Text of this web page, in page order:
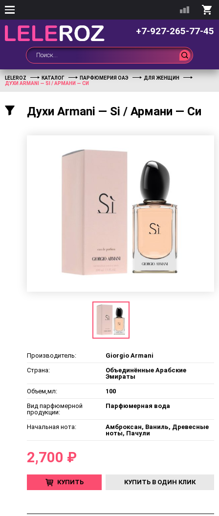
+7-927-265-77-45
LELEROZ КАТАЛОГ ПАРФЮМЕРИЯ ОАЭ
ДЛЯ ЖЕНЩИН
ДУХИ ARMANI — SI / АРМАНИ — СИ
Духи Armani — Si / Армани — Си
Производитель:
Giorgio Armani
Страна:
Объединённые Арабские
Эмираты
Объем,мл:
100
Вид парфюмерной
продукции:
Парфюмерная вода
Начальная нота:
Амброксан, Ваниль, Древесные
ноты, Пачули
2,700 ₽
КУПИТЬ КУПИТЬ В ОДИН КЛИК